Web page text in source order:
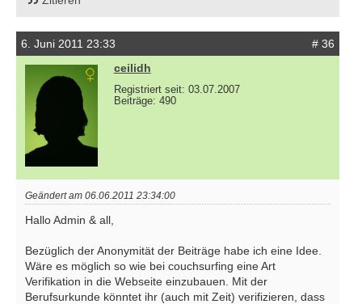
6. Juni 2011 23:33
# 36
ceilidh
Registriert seit: 03.07.2007
Beiträge: 490
Geändert am 06.06.2011 23:34:00
Hallo Admin & all,
Bezüglich der Anonymität der Beiträge habe ich eine Idee.
Wäre es möglich so wie bei couchsurfing eine Art
Verifikation in die Webseite einzubauen. Mit der
Berufsurkunde könntet ihr (auch mit Zeit) verifizieren, dass